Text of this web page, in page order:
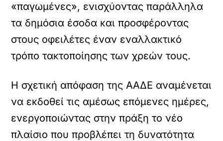
«παγωμένες», ενισχύοντας παράλληλα
τα δημόσια έσοδα και προσφέροντας
στους οφειλέτες έναν εναλλακτικό
τρόπο τακτοποίησης των χρεών τους.
Η σχετική απόφαση της ΑΑΔΕ αναμένεται
να εκδοθεί τις αμέσως επόμενες ημέρες,
ενεργοποιώντας στην πράξη το νέο
πλαίσιο που προβλέπει τη δυνατότητα